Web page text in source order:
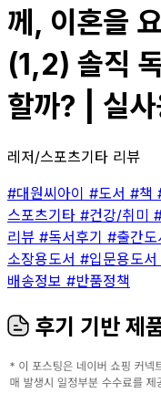
께, 이혼을
(1,2) 솔직
할까? | 실
레저/스포츠기타 리뷰
#대원씨아이 #도서 #책
스포츠기타 #건강/취미
리뷰 #독서후기 #출간도
소장용도서 #입문용도서
배송정보 #반품정책
후기 기반 제